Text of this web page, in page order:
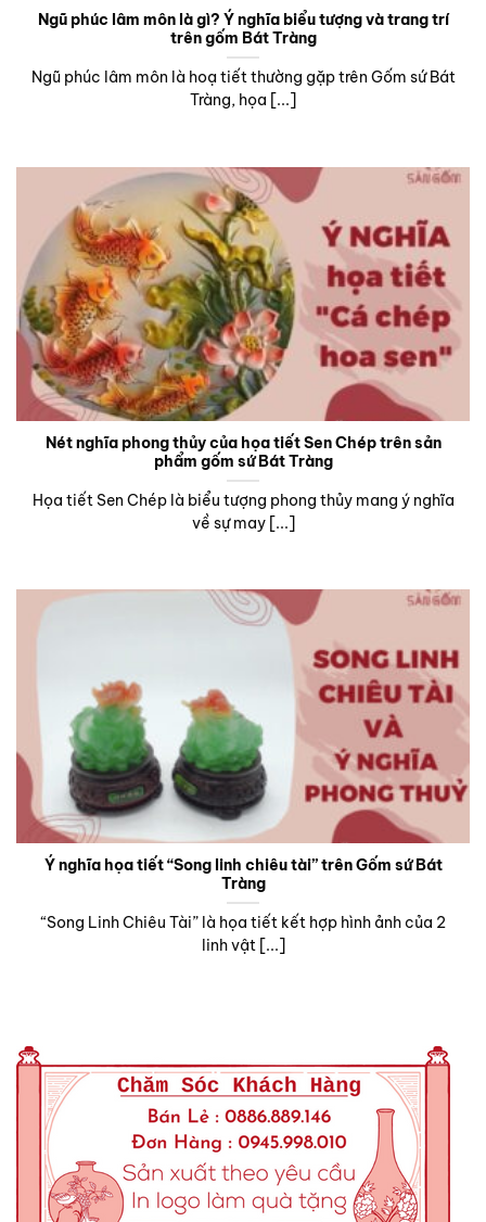
Ngũ phúc lâm môn là gì? Ý nghĩa biểu tượng và trang trí
trên gốm Bát Tràng
Ngũ phúc lâm môn là hoạ tiết thường gặp trên Gốm sứ Bát
Tràng, họa [...]
Nét nghĩa phong thủy của họa tiết Sen Chép trên sản
phẩm gốm sứ Bát Tràng
Họa tiết Sen Chép là biểu tượng phong thủy mang ý nghĩa
về sự may [...]
Ý nghĩa họa tiết “Song linh chiêu tài” trên Gốm sứ Bát
Tràng
“Song Linh Chiêu Tài” là họa tiết kết hợp hình ảnh của 2
linh vật [...]